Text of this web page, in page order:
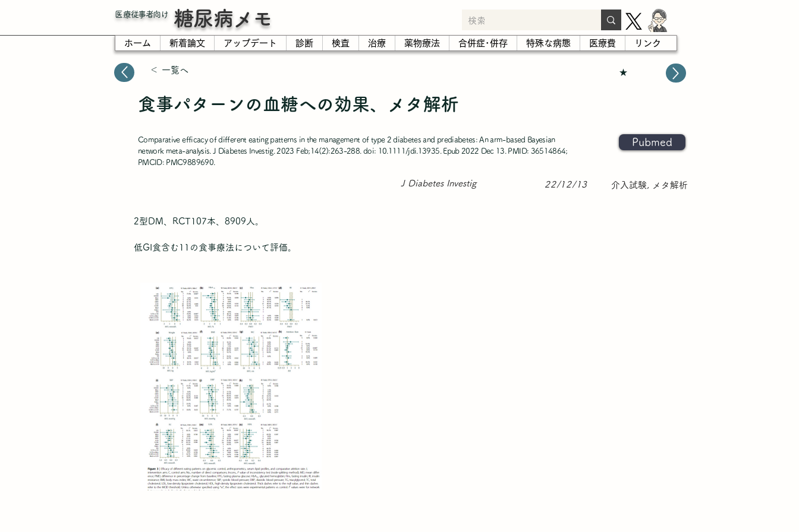
​医療従事者向け 糖尿病メモ
ホーム 新着論文 アップデート 診断 検査 治療 薬物療法 合併症･併存 特殊な病態 医療費 リンク
＜ 一覧へ ★
食事パターンの血糖への効果、メタ解析
Comparative efficacy of different eating patterns in the management of type 2 diabetes and prediabetes: An arm-based Bayesian
network meta-analysis. J Diabetes Investig. 2023 Feb;14(2):263-288. doi: 10.1111/jdi.13935. Epub 2022 Dec 13. PMID: 36514864;
PMCID: PMC9889690.
22/12/13
J Diabetes Investig
Pubmed
介入試験, メタ解析
2型DM、RCT107本、8909人。
低GI食含む11の食事療法について評価。